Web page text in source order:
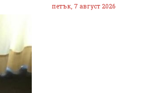
петък, 7 август 2026